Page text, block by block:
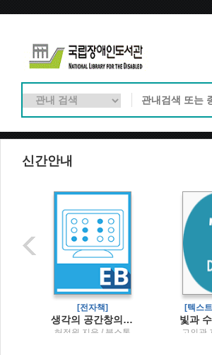
신간안내
[전자책]
생각의 공간창의성이라는 욕구를 다루는 법
허정원 지음 / 북스톤
[텍스
고의관